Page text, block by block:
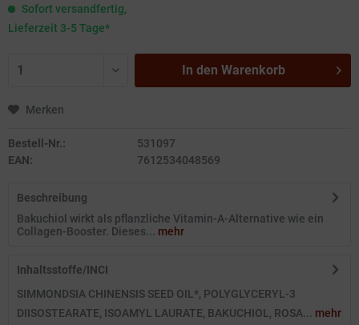
Sofort versandfertig,
Lieferzeit 3-5 Tage*
In den Warenkorb
Merken
Bestell-Nr.:
531097
EAN:
7612534048569
Beschreibung
Bakuchiol wirkt als pflanzliche Vitamin-A-Alternative wie ein
Collagen-Booster. Dieses... mehr
Inhaltsstoffe/INCI
SIMMONDSIA CHINENSIS SEED OIL*, POLYGLYCERYL-3
DIISOSTEARATE, ISOAMYL LAURATE, BAKUCHIOL, ROSA... mehr